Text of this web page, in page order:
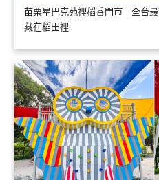
苗栗星巴克苑裡稻香門市｜全台
藏在稻田裡